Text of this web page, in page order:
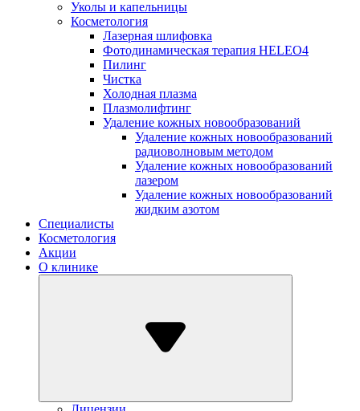
Уколы и капельницы
Косметология
Лазерная шлифовка
Фотодинамическая терапия HELEO4
Пилинг
Чистка
Холодная плазма
Плазмолифтинг
Удаление кожных новообразований
Удаление кожных новообразований
радиоволновым методом
Удаление кожных новообразований
лазером
Удаление кожных новообразований
жидким азотом
Специалисты
Косметология
Акции
О клинике